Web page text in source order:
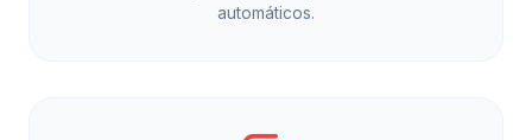
automáticos.